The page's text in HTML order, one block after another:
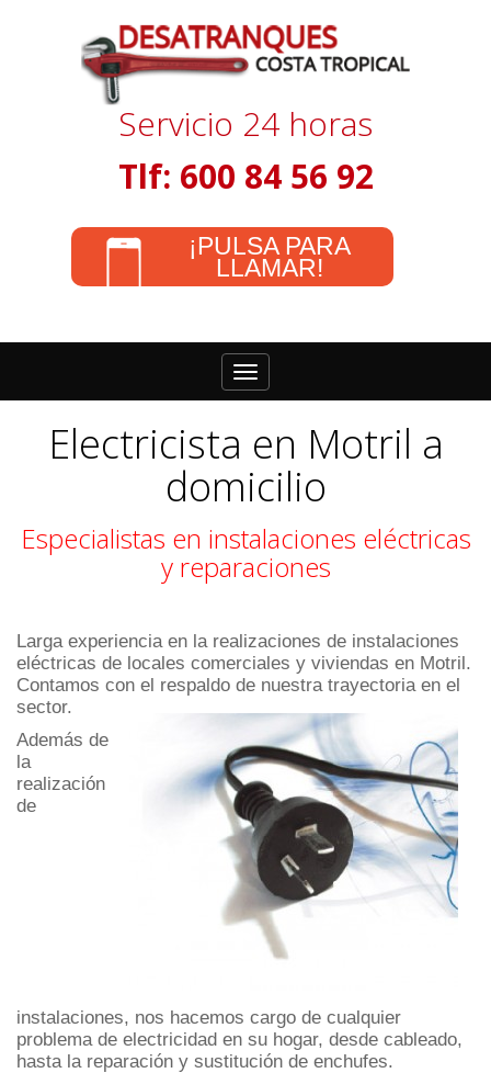
Servicio 24 horas
Tlf: 600 84 56 92
¡PULSA PARA
LLAMAR!
Toggle
navigation
Electricista en Motril a
domicilio
Especialistas en instalaciones eléctricas
y reparaciones
Larga experiencia en la realizaciones de instalaciones
eléctricas de locales comerciales y viviendas en Motril.
Contamos con el respaldo de nuestra trayectoria en el
sector.
Además de
la
realización
de
instalaciones, nos hacemos cargo de cualquier
problema de electricidad en su hogar, desde cableado,
hasta la reparación y sustitución de enchufes.